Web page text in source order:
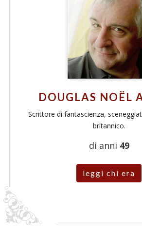
DOUGLAS NOËL
Scrittore di fantascienza,
britannico.
di anni 49
leggi chi era